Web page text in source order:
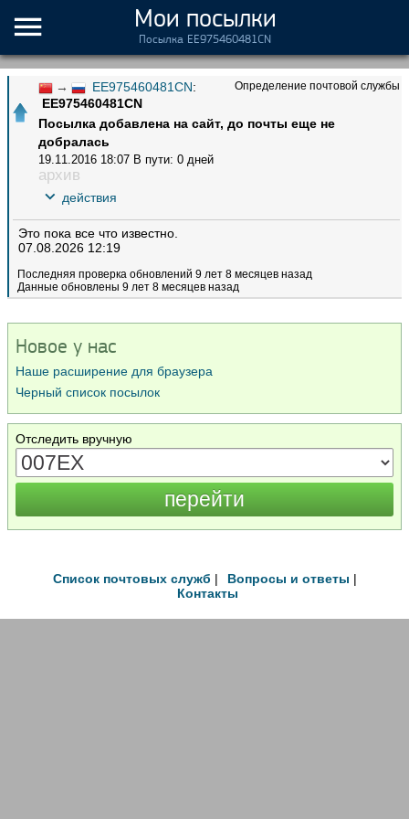
Мои посылки
Посылка EE975460481CN
Определение почтовой службы
→ EE975460481CN:
EE975460481CN
Посылка добавлена на сайт, до почты еще не
добралась
19.11.2016 18:07 В пути: 0 дней
архив
действия
Это пока все что известно.
07.08.2026 12:19
Последняя проверка обновлений 9 лет 8 месяцев назад
Данные обновлены 9 лет 8 месяцев назад
Новое у нас
Наше расширение для браузера
Черный список посылок
Отследить вручную
Список почтовых служб | Вопросы и ответы |
Контакты